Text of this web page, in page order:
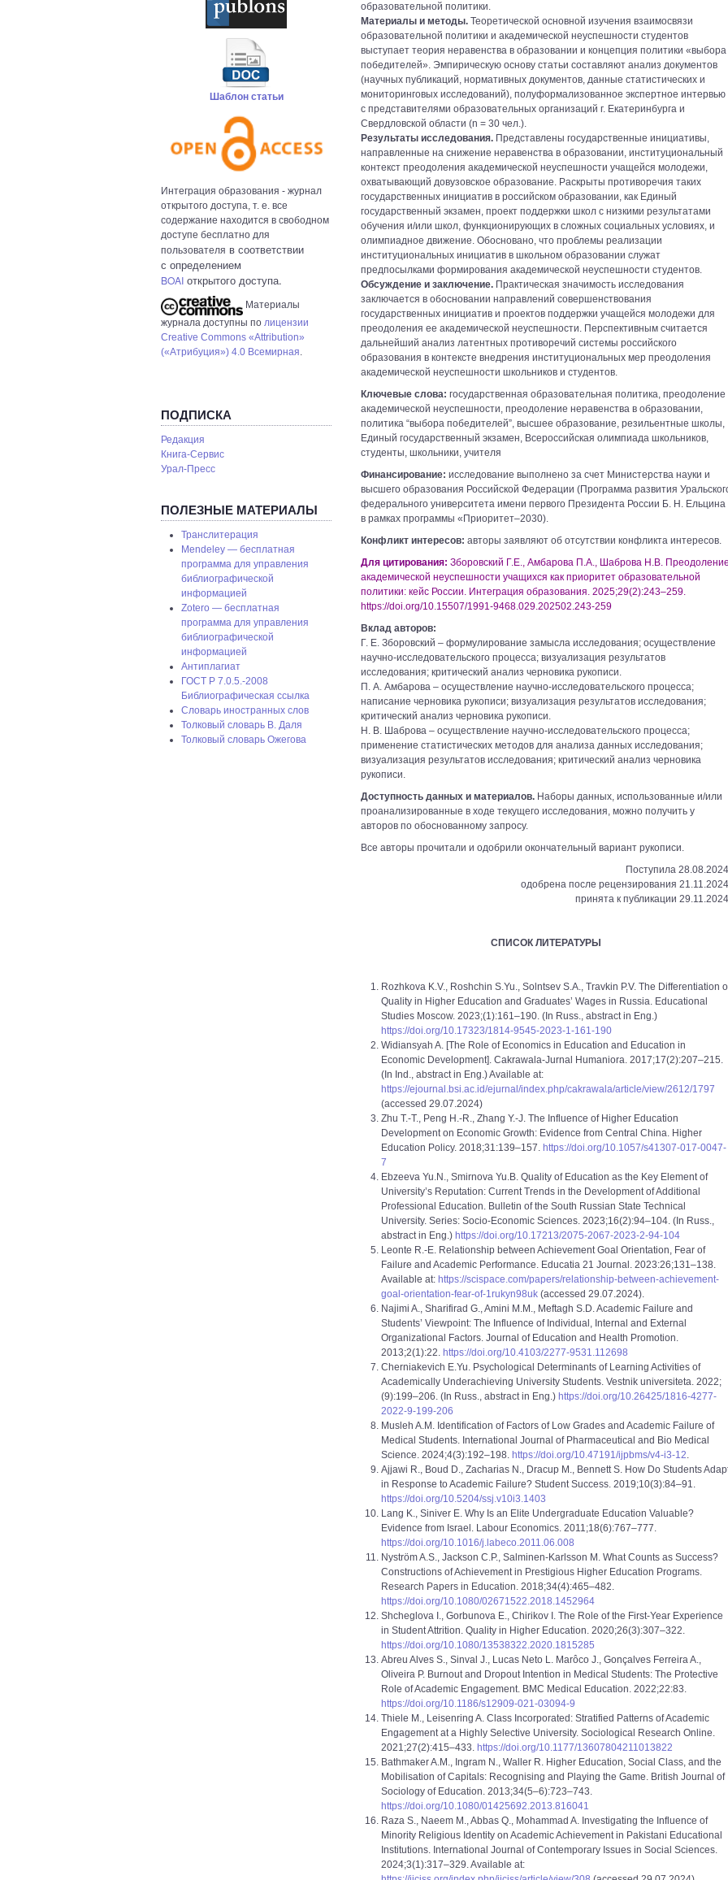
Шаблон статьи
Интеграция образования - журнал
открытого доступа, т. е. все
содержание находится в свободном
доступе бесплатно для
пользователя в соответствии
с определением
BOAI открытого доступа.
Материалы
журнала доступны по лицензии
Creative Commons «Attribution»
(«Атрибуция») 4.0 Всемирная.
ПОДПИСКА
Редакция
Книга-Сервис
Урал-Пресс
ПОЛЕЗНЫЕ МАТЕРИАЛЫ
Транслитерация
Mendeley — бесплатная
программа для управления
библиографической
информацией
Zotero — бесплатная
программа для управления
библиографической
информацией
Антиплагиат
ГОСТ P 7.0.5.-2008
Библиографическая ссылка
Словарь иностранных слов
Толковый словарь В. Даля
Толковый словарь Ожегова
образовательной политики.
Материалы и методы. Теоретической основной изучения взаимосвязи
образовательной политики и академической неуспешности студентов
выступает теория неравенства в образовании и концепция политики «выбора
победителей». Эмпирическую основу статьи составляют анализ документов
(научных публикаций, нормативных документов, данные статистических и
мониторинговых исследований), полуформализованное экспертное интервью
с представителями образовательных организаций г. Екатеринбурга и
Свердловской области (n = 30 чел.).
Результаты исследования. Представлены государственные инициативы,
направленные на снижение неравенства в образовании, институциональный
контекст преодоления академической неуспешности учащейся молодежи,
охватывающий довузовское образование. Раскрыты противоречия таких
государственных инициатив в российском образовании, как Единый
государственный экзамен, проект поддержки школ с низкими результатами
обучения и/или школ, функционирующих в сложных социальных условиях, и
олимпиадное движение. Обосновано, что проблемы реализации
институциональных инициатив в школьном образовании служат
предпосылками формирования академической неуспешности студентов.
Обсуждение и заключение. Практическая значимость исследования
заключается в обосновании направлений совершенствования
государственных инициатив и проектов поддержки учащейся молодежи для
преодоления ее академической неуспешности. Перспективным считается
дальнейший анализ латентных противоречий системы российского
образования в контексте внедрения институциональных мер преодоления
академической неуспешности школьников и студентов.
Ключевые слова: государственная образовательная политика, преодоление
академической неуспешности, преодоление неравенства в образовании,
политика “выбора победителей”, высшее образование, резильентные школы,
Единый государственный экзамен, Всероссийская олимпиада школьников,
студенты, школьники, учителя
Финансирование: исследование выполнено за счет Министерства науки и
высшего образования Российской Федерации (Программа развития
федерального университета имени первого Президента России Б. Н. Ельцина
в рамках программы «Приоритет–2030).
Конфликт интересов: авторы заявляют об отсутствии конфликта интересов.
Для цитирования: Зборовский Г.Е., Амбарова П.А., Шаброва Н.В.
академической неуспешности учащихся как приоритет образовательной
политики: кейс России. Интеграция образования. 2025;29(2):243–259.
https://doi.org/10.15507/1991-­9468.029.202502.243-­259
Вклад авторов:
Г. Е. Зборовский – формулирование замысла исследования; осуществление
научно-­исследовательского процесса; визуализация результатов
исследования; критический анализ черновика рукописи.
П. А. Амбарова – осуществление научно-­исследовательского процесса;
написание черновика рукописи; визуализация результатов исследования;
критический анализ черновика рукописи.
Н. В. Шаброва – осуществление научно­-исследовательского процесса;
применение статистических методов для анализа данных исследования;
визуализация результатов исследования; критический анализ черновика
рукописи.
Доступность данных и материалов. Наборы данных, использованные и/или
проанализированные в ходе текущего исследования, можно получить у
авторов по обоснованному запросу.
Все авторы прочитали и одобрили окончательный вариант рукописи.
Поступила
одобрена после рецензирования
принята к публикации
СПИСОК ЛИТЕРАТУРЫ
Rozhkova K.V., Roshchin S.Yu., Solntsev S.A., Travkin P.V. The Differentiation
Quality in Higher Education and Graduates’ Wages in Russia. Educational
Studies Moscow. 2023;(1):161–190. (In Russ., abstract in Eng.)
https://doi.org/10.17323/1814-9545-2023-1-161-190
Widiansyah A. [The Role of Economics in Education and Education in
Economic Development]. Cakrawala-Jurnal Humaniora. 2017;17(2):207–215.
(In Ind., abstract in Eng.) Available at:
https://ejournal.bsi.ac.id/ejurnal/index.php/cakrawala/article/view/2612/1797
(accessed 29.07.2024)
Zhu T.-T., Peng H.-R., Zhang Y.-J. The Influence of Higher Education
Development on Econo­mic Growth: Evidence from Central China. Higher
Education Policy. 2018;31:139–157. https://doi.org/10.1057/s41307-017-0047-
7
Ebzeeva Yu.N., Smirnova Yu.B. Quality of Education as the Key Element of
University’s Reputation: Current Trends in the Development of Additional
Professional Education. Bulletin of the South Russian State Technical
University. Series: Socio-Economic Sciences. 2023;16(2):94–104. (In Russ.,
abstract in Eng.) https://doi.org/10.17213/2075-2067-2023-2-94-104
Leonte R.-E. Relationship between Achievement Goal Orientation, Fear of
Failure and Academic Performance. Educatia 21 Journal. 2023:26;131–138.
Available at: https://scispace.com/papers/relationship-between-achievement-
goal-orientation-fear-of-1rukyn98uk (accessed 29.07.2024).
Najimi A., Sharifirad G., Amini M.M., Meftagh S.D. Academic Failure and
Students’ Viewpoint: The Influence of Individual, Internal and External
Organizational Factors. Journal of Education and Health Promotion.
2013;2(1):22. https://doi.org/10.4103/2277-9531.112698
Cherniakevich E.Yu. Psychological Determinants of Learning Activities of
Academically Unde­rachieving University Students. Vestnik universiteta. 2022;
(9):199–206. (In Russ., abstract in Eng.) https://doi.org/10.26425/1816-4277-
2022-9-199-206
Musleh A.M. Identification of Factors of Low Grades and Academic Failure of
Medical Students. International Journal of Pharmaceutical and Bio Medical
Science. 2024;4(3):192–198. https://doi.org/10.47191/ijpbms/v4-i3-12.
Ajjawi R., Boud D., Zacharias N., Dracup M., Bennett S. How Do Students
in Response to Academic Failure? Student Success. 2019;10(3):84–91.
https://doi.org/10.5204/ssj.v10i3.1403
Lang K., Siniver E. Why Is an Elite Undergraduate Education Valuable?
Evidence from Israel. Labour Economics. 2011;18(6):767–777.
https://doi.org/10.1016/j.labeco.2011.06.008
Nyström A.S., Jackson C.P., Salminen-Karlsson M. What Counts as Success?
Constructions of Achievement in Prestigious Higher Education Programs.
Research Papers in Education. 2018;34(4):465–482.
https://doi.org/10.1080/02671522.2018.1452964
Shcheglova I., Gorbunova E., Chirikov I. The Role of the First-Year Experience
in Student Attrition. Quality in Higher Education. 2020;26(3):307–322.
https://doi.org/10.1080/13538322.2020.1815285
Abreu Alves S., Sinval J., Lucas Neto L. Marôco J., Gonçalves Ferreira A.,
Oliveira P. Burnout and Dropout Intention in Medical Students: The Protective
Role of Academic Engagement. BMC Medical Education. 2022;22:83.
https://doi.org/10.1186/s12909-021-03094-9
Thiele M., Leisenring A. Class Incorporated: Stratified Patterns of Academic
Engagement at a Highly Selective University. Sociological Research Online.
2021;27(2):415–433. https://doi.org/10.1177/13607804211013822
Bathmaker A.M., Ingram N., Waller R. Higher Education, Social Class, and the
Mobilisation of Capitals: Recognising and Playing the Game. British Journal of
Sociology of Education. 2013;34(5–6):723–743.
https://doi.org/10.1080/01425692.2013.816041
Raza S., Naeem M., Abbas Q., Mohammad A. Investigating the Influence of
Minority Religious Identity on Academic Achievement in Pakistani Educational
Institutions. International Journal of Contemporary Issues in Social Sciences.
2024;3(1):317–329. Available at: